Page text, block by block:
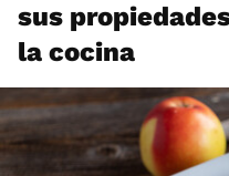
sus
la cocina